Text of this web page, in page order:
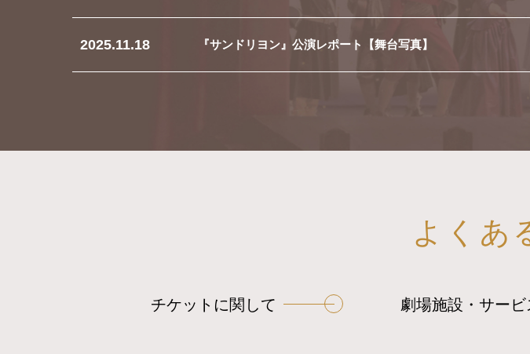
2025.11.18 『サンドリヨン』公演レポート【舞台写真】
よくあ
チケットに関して 劇場施設・サー